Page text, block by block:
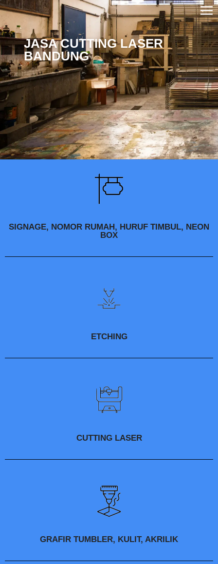
JASA CUTTING LASER
BANDUNG
SIGNAGE, NOMOR RUMAH, HURUF TIMBUL, NEON
BOX
ETCHING
CUTTING LASER
GRAFIR TUMBLER, KULIT, AKRILIK